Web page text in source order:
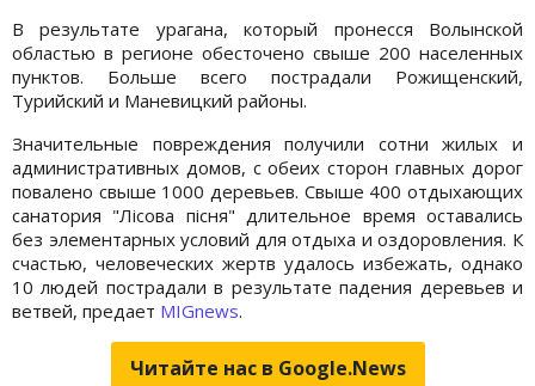
В результате урагана, который пронесся Волынской
областью в регионе обесточено свыше 200 населенных
пунктов. Больше всего пострадали Рожищенский,
Турийский и Маневицкий районы.
Значительные повреждения получили сотни жилых и
административных домов, с обеих сторон главных дорог
повалено свыше 1000 деревьев. Свыше 400 отдыхающих
санатория "Лісова пісня" длительное время оставались
без элементарных условий для отдыха и оздоровления. К
счастью, человеческих жертв удалось избежать, однако
10 людей пострадали в результате падения деревьев и
ветвей, предает MIGnews.
Читайте нас в Google.News